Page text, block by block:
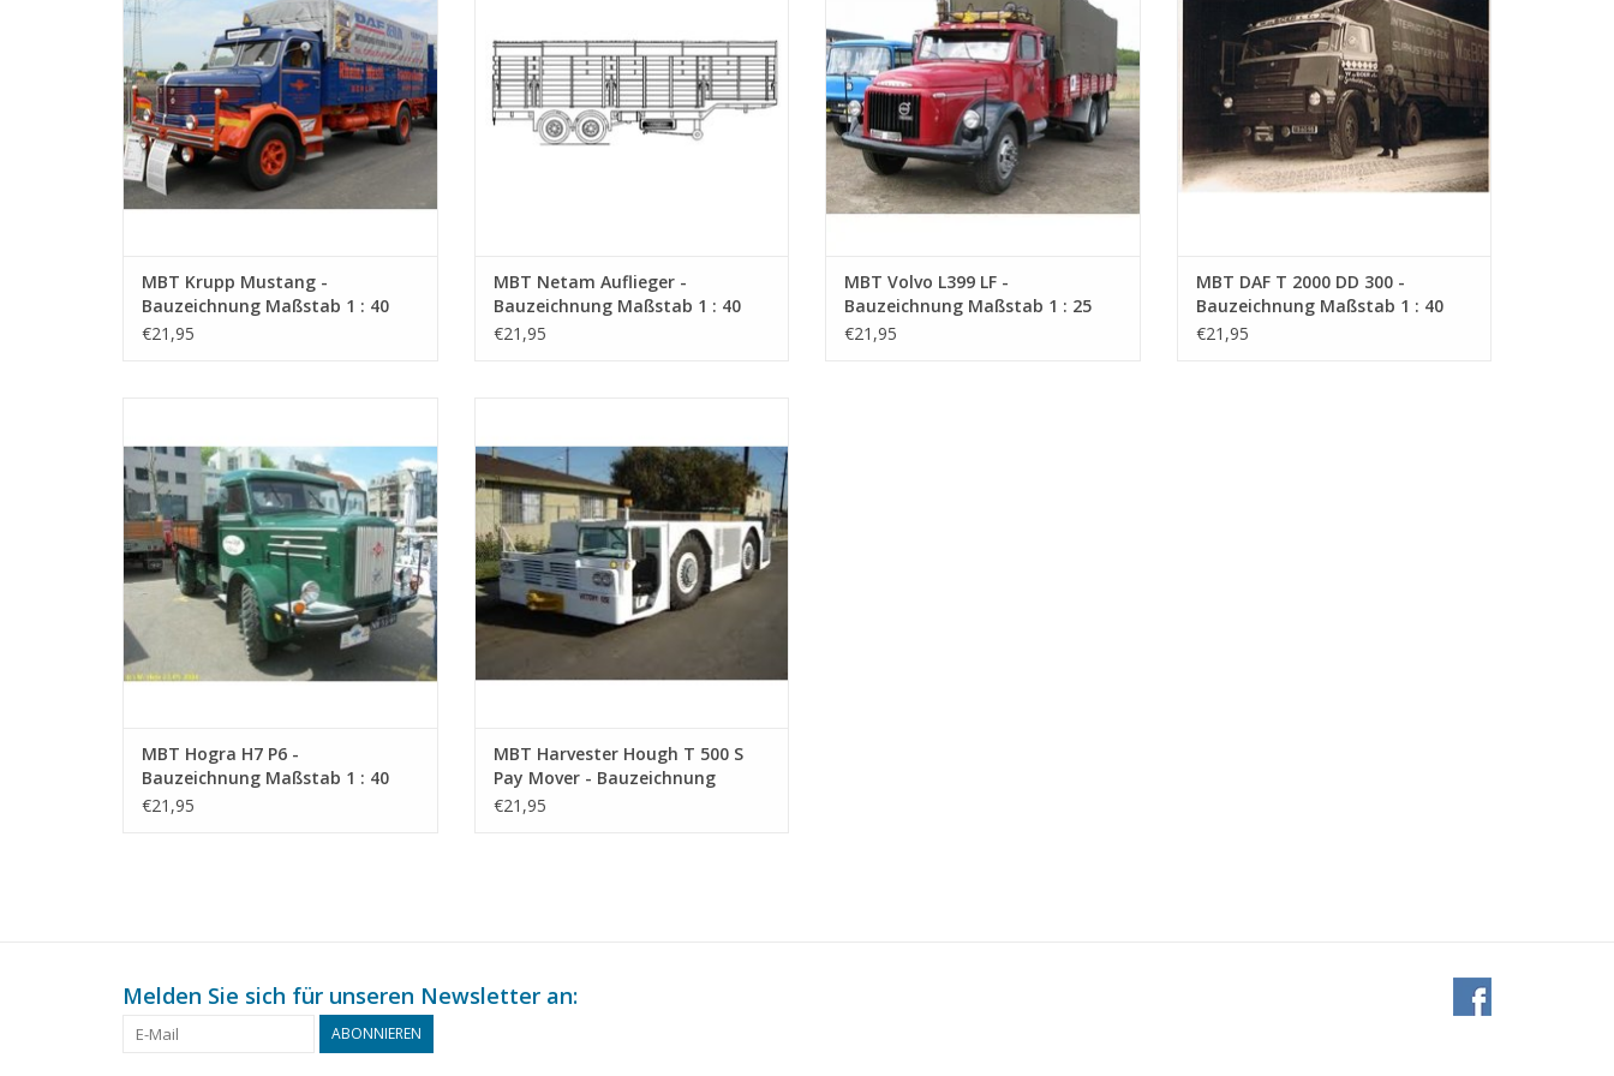
MBT Krupp Mustang -
Bauzeichnung Maßstab 1 : 40
(40.04.011)
€21,95
MBT Netam Auflieger -
Bauzeichnung Maßstab 1 : 40
(40.04.012)
€21,95
MBT Volvo L399 LF -
Bauzeichnung Maßstab 1 : 25
(40.04.013)
€21,95
MBT DAF T 2000 DD 300 -
Bauzeichnung Maßstab 1 : 40
(40.04.014)
€21,95
ZUM WARENKORB HINZUFÜGEN
MBT Hogra H7 P6 -
Bauzeichnung Maßstab 1 : 40
(40.04.015)
€21,95
ZUM WARENKORB HINZUFÜGEN
MBT Harvester Hough T 500 S
Pay Mover - Bauzeichnung
Maßstab 1 : 36 (40.04.016)
€21,95
Melden Sie sich für unseren Newsletter an:
ABONNIEREN